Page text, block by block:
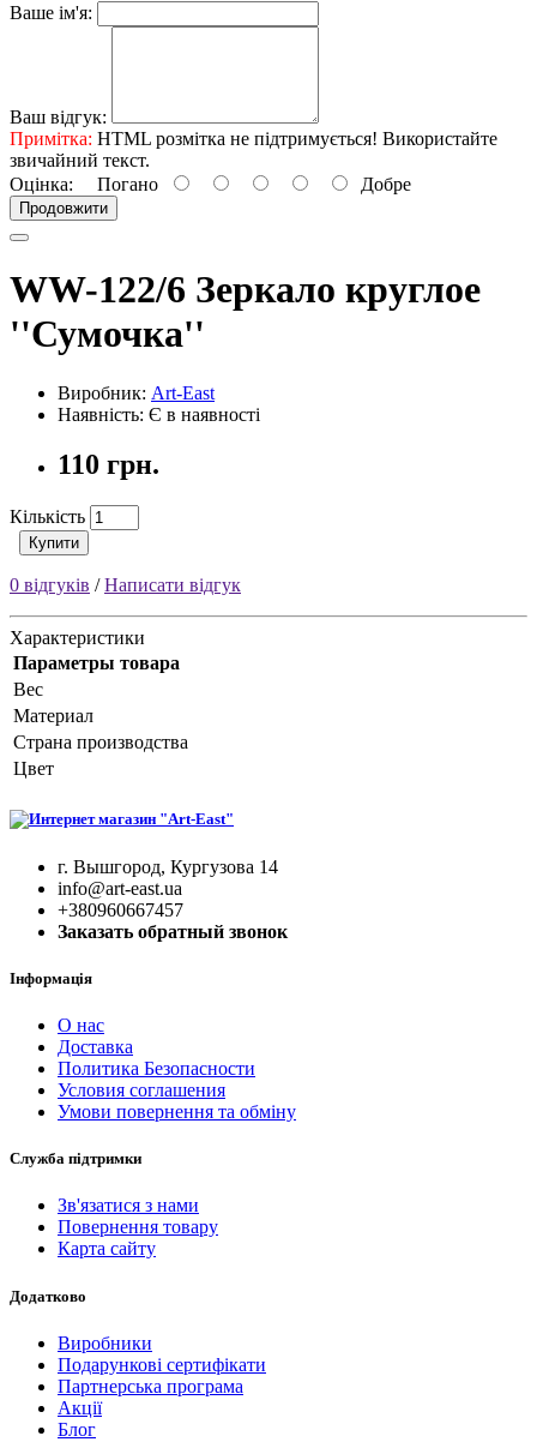
Ваше ім'я:
Ваш відгук:
Примітка: HTML розмітка не підтримується! Використайте
звичайний текст.
Оцінка: Погано Добре
Продовжити
WW-122/6 Зеркало круглое
''Сумочка''
Виробник: Art-East
Наявність: Є в наявності
110 грн.
Кількість
Купити
0 відгуків /Написати відгук
Характеристики
Параметры товара
Вес
Материал
Страна производства
Цвет
г. Вышгород, Кургузова 14
info@art-east.ua
+380960667457
Заказать обратный звонок
Інформація
О нас
Доставка
Политика Безопасности
Условия соглашения
Умови повернення та обміну
Служба підтримки
Зв'язатися з нами
Повернення товару
Карта сайту
Додатково
Виробники
Подарункові сертифікати
Партнерська програма
Акції
Блог